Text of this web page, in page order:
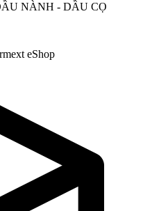
NÀNH - DẦU CỌ
eShop